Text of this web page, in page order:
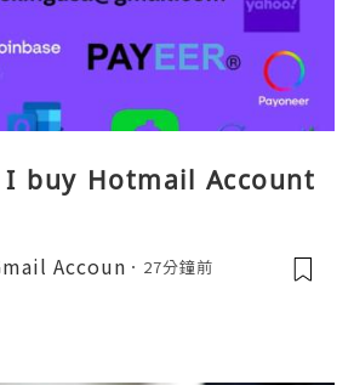
I buy Hotmail Account
Accoun 27分鐘前